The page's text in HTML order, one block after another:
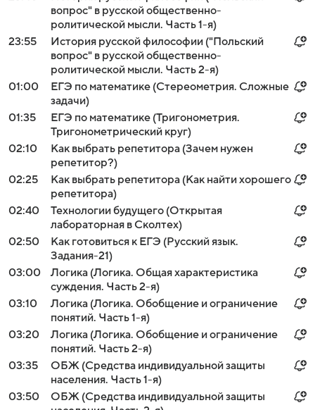
вопрос" в русской общественно-
ролитической мысли. Часть 1-я)
23:55
История русской философии ("Польский
вопрос" в русской общественно-
ролитической мысли. Часть 2-я)
01:00
ЕГЭ по математике (Стереометрия. Сложные
задачи)
01:35
ЕГЭ по математике (Тригонометрия.
Тригонометрический круг)
02:10
Как выбрать репетитора (Зачем нужен
репетитор?)
02:25
Как выбрать репетитора (Как найти хорошего
репетитора)
02:40
Технологии будущего (Открытая
лабораторная в Сколтех)
02:50
Как готовиться к ЕГЭ (Русский язык.
Задания-21)
03:00
Логика (Логика. Общая характеристика
суждения. Часть 2-я)
03:10
Логика (Логика. Обобщение и ограничение
понятий. Часть 1-я)
03:20
Логика (Логика. Обобщение и ограничение
понятий. Часть 2-я)
03:35
ОБЖ (Средства индивидуальной защиты
населения. Часть 1-я)
03:50
ОБЖ (Средства индивидуальной защиты